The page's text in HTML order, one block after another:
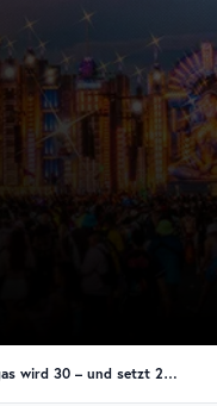
EDC Las Vegas wird 30 – und setzt 2026 auf maximale EDM-Dichte